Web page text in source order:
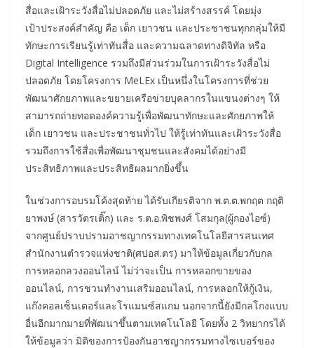
สื่อและเฝ้าระวังสื่อไม่ปลอดภัย และไม่สร้างสรรค์ โดยมุ่ง
เป้าประสงค์สำคัญ คือ เด็ก เยาวชน และประชาชนทุกกลุ่มให้มี
ทักษะการเรียนรู้เท่าทันสื่อ และความฉลาดทางดิจิทัล หรือ
Digital Intelligence รวมถึงมีส่วนร่วมในการเฝ้าระวังสื่อไม่
ปลอดภัย โดยโครงการ MeLEx เป็นหนึ่งในโครงการที่ช่วย
พัฒนาศักยภาพและขยายเครือข่ายบุคลากรในแขนงต่างๆ ให้
สามารถถ่ายทอดองค์ความรู้เพื่อพัฒนาทักษะและศักยภาพให้
เด็ก เยาวชน และประชาชนทั่วไป ให้รู้เท่าทันและเฝ้าระวังสื่อ
รวมถึงการใช้สื่อเพื่อพัฒนาชุมชนและสังคมได้อย่างมี
ประสิทธิภาพและประสิทธิผลมากยิ่งขึ้น
ในช่วงการอบรมโค้งสุดท้าย ได้รับเกียรติจาก พ.ต.ต.พกฤต กฤติ
ยาพงษ์ (สารวัตรเติ๊ก) และ ร.ต.อ.พิชพงศ์ โสมกุล(ผู้กองไอซ์)
จากศูนย์ปราบปรามอาชญากรรมทางเทคโนโลยีสารสนเทศ
สำนักงานตำรวจแห่งชาติ(ศปอส.ตร) มาให้ข้อมูลเกี่ยวกับกล
การหลอกลวงออนไลน์ ไม่ว่าจะเป็น การหลอกขายของ
ออนไลน์, การชวนทำงานเสริมออนไลน์, การหลอกให้กู้เงิน,
แก๊งคอลเซ็นเตอร์และโรแมนซ์สแกม นอกจากนี้ยังมีกลโกงแบบ
อื่นอีกมากมายที่พัฒนาขึ้นตามเทคโนโลยี โดยทั้ง 2 วิทยากรได้
ให้ข้อมูลว่า มิติของการป้องกันอาชญากรรมทางไซเบอร์ของ